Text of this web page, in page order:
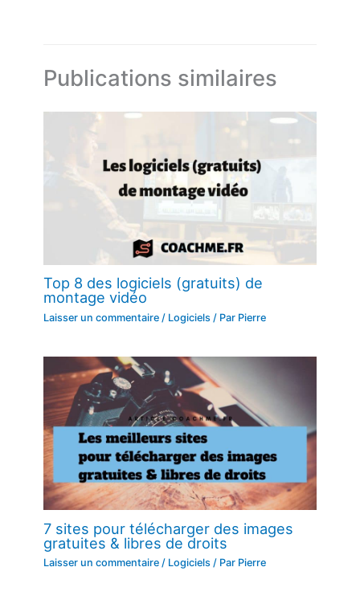
Publications similaires
Top 8 des logiciels (gratuits) de
montage vidéo
Laisser un commentaire / Logiciels / Par Pierre
7 sites pour télécharger des images
gratuites & libres de droits
Laisser un commentaire / Logiciels / Par Pierre